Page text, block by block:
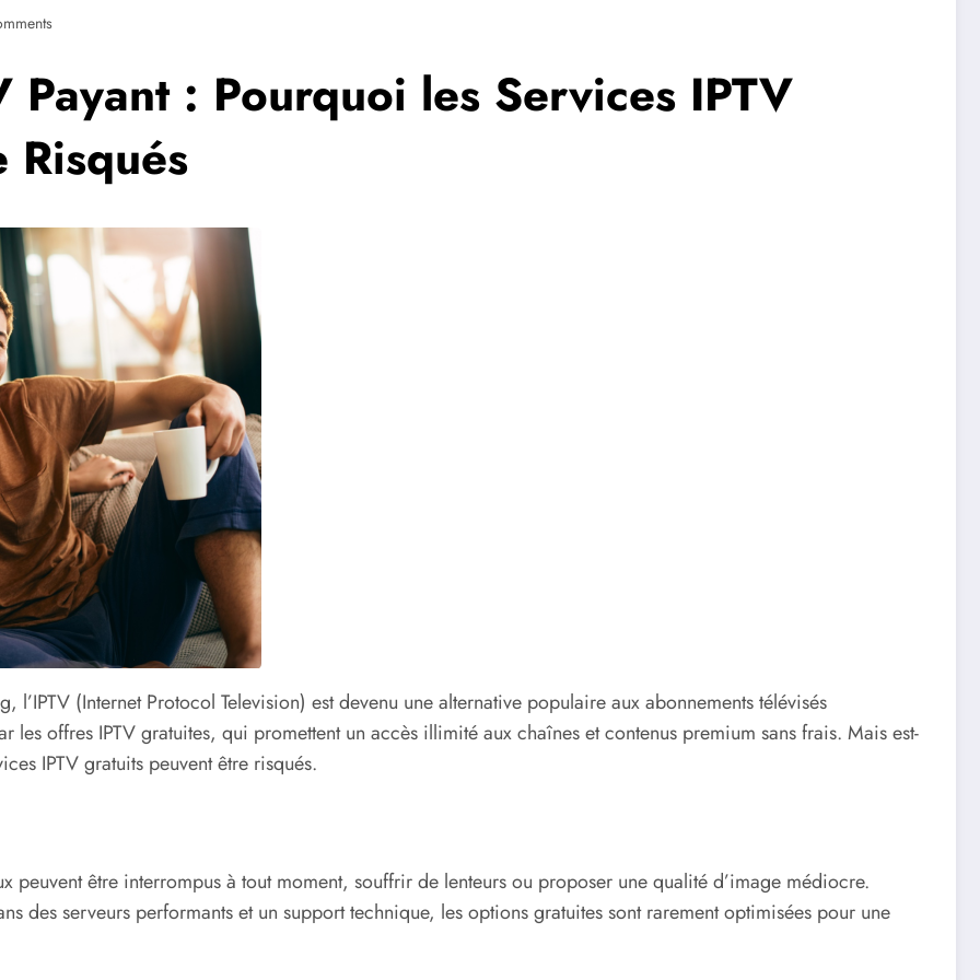
Payant : Pourquoi les Services IPTV
Risqués
l’IPTV (Internet Protocol Television) est devenu une alternative populaire aux abonnements télévisés
les offres IPTV gratuites, qui promettent un accès illimité aux chaînes et contenus premium sans frais. Mais est-
IPTV gratuits peuvent être risqués.
peuvent être interrompus à tout moment, souffrir de lenteurs ou proposer une qualité d’image médiocre.
des serveurs performants et un support technique, les options gratuites sont rarement optimisées pour une